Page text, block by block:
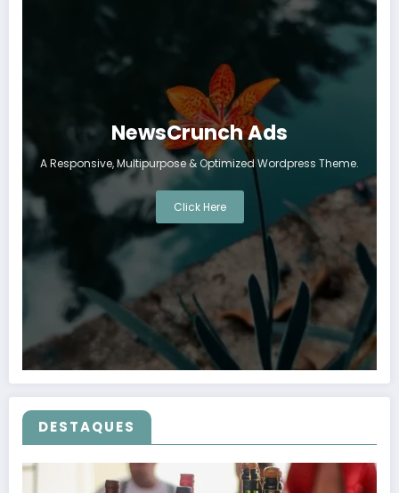
NewsCrunch Ads
A Responsive, Multipurpose & Optimized Wordpress Theme.
Click Here
DESTAQUES